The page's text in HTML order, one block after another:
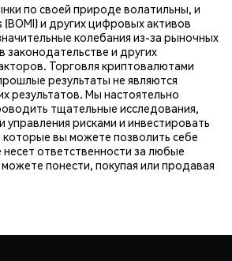
по своей природе волатильны, и
и других цифровых активов
колебания из-за рыночных
законодательстве и других
Торговля криптовалютами
результаты не являются
результатов. Мы настоятельно
тщательные исследования,
управления рисками и инвестировать
которые вы можете позволить себе
несет ответственности за любые
понести, покупая или продавая